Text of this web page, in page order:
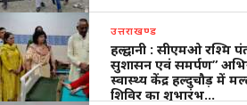
उत्तराखण्ड
हल्द्वानी : सीएमओ रश्मि
सुशासन एवं समर्पण”
स्वास्थ्य केंद्र हल्दुचौड़ में
शिविर का शुभारंभ…